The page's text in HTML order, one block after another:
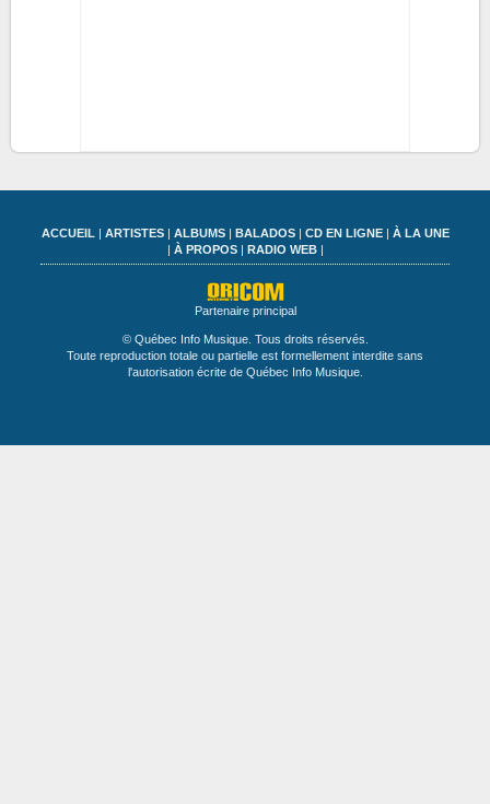
ACCUEIL ARTISTES| ALBUMS| BALADOS| CD EN LIGNE| À LA UNE
À PROPOS| RADIO WEB|
Partenaire principal
© Québec Info Musique. Tous droits réservés.
Toute reproduction totale ou partielle est formellement interdite sans
l'autorisation écrite de Québec Info Musique.